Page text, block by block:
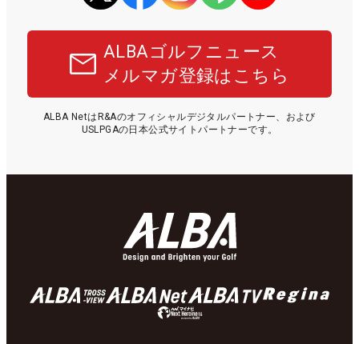
ALBAゴルフニュース
メルマガ登録はこちら
ALBA NetはR&Aのオフィシャルデジタルパートナー、および
USLPGAの日本公式サイトパートナーです。